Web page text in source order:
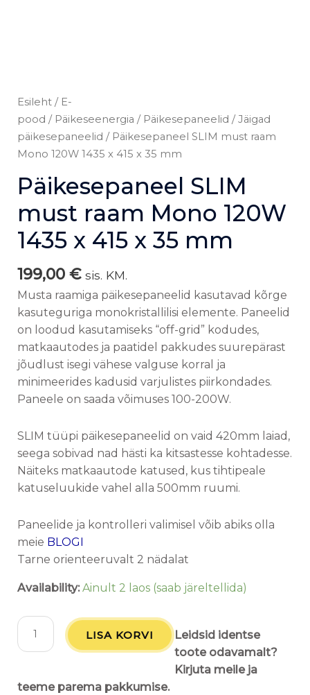
Esileht/ E-
pood / Päikeseenergia / Päikesepaneelid /Jäigad
päikesepaneelid / Päikesepaneel SLIM must raam
Mono 120W 1435 x 415 x 35 mm
Päikesepaneel SLIM
must raam Mono 120W
1435 x 415 x 35 mm
199,00 € sis. KM.
Musta raamiga päikesepaneelid kasutavad kõrge
kasuteguriga monokristallilisi elemente. Paneelid
on loodud kasutamiseks “off-grid” kodudes,
matkaautodes ja paatidel pakkudes suurepärast
jõudlust isegi vähese valguse korral ja
minimeerides kadusid varjulistes piirkondades.
Paneele on saada võimuses 100-200W.
SLIM tüüpi päikesepaneelid on vaid 420mm laiad,
seega sobivad nad hästi ka kitsastesse kohtadesse.
Näiteks matkaautode katused, kus tihtipeale
katuseluukide vahel alla 500mm ruumi.
Paneelide ja kontrolleri valimisel võib abiks olla
meie BLOGI
Tarne orienteeruvalt 2 nädalat
Availability: Ainult 2 laos (saab järeltellida)
LISA KORVI
Leidsid identse
toote odavamalt?
Kirjuta meile ja
teeme parema pakkumise.